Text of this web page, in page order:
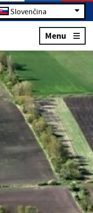
Slovenčina
Menu